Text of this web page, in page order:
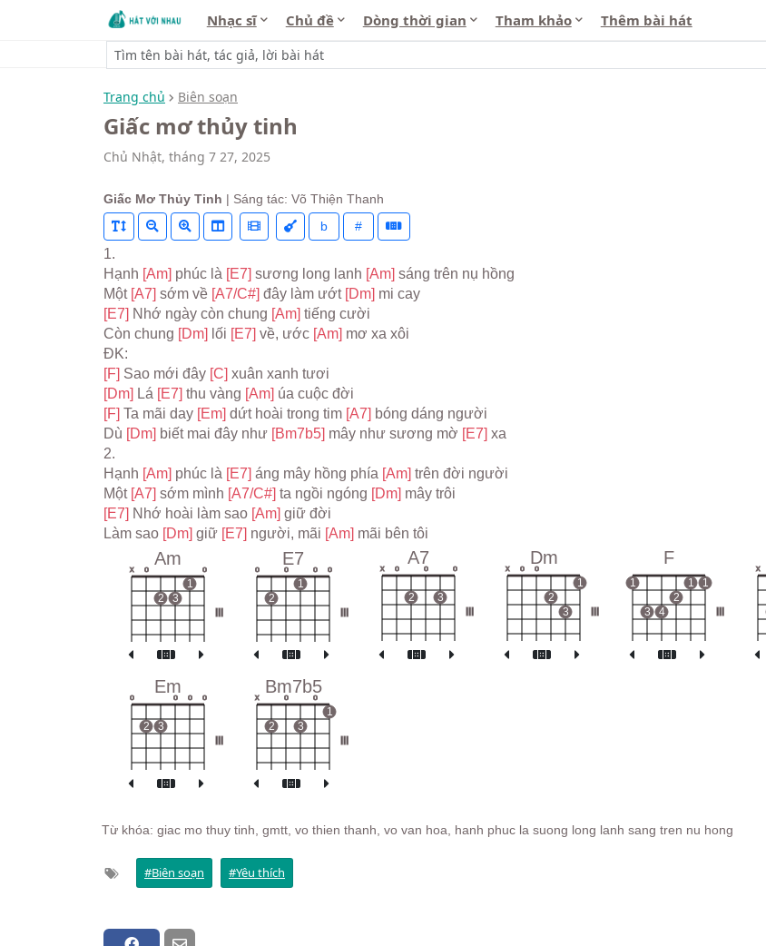
Nhạc sĩ Chủ đề Dòng thời gian Tham khảo Thêm bài hát
Trang chủ Biên soạn
Giấc mơ thủy tinh
Chủ Nhật, tháng 7 27, 2025
Giấc Mơ Thủy Tinh | Sáng tác: Võ Thiện Thanh
b
#
1.
Hạnh [Am] phúc là [E7] sương long lanh [Am] sáng trên nụ hồng
Một [A7] sớm về [A7/C#] đây làm ướt [Dm]
[E7] Nhớ ngày còn chung [Am] tiếng cười
Còn chung [Dm] lối [E7] về, ước [Am] mơ xa xôi
[F] Sao mới đây [C]
[Dm] Lá [E7] thu vàng [Am]
[F] Ta mãi day [Em] dứt hoài trong tim [A7] bóng dáng người
Dù [Dm] biết mai đây như [Bm7b5] mây như sương mờ [E7] xa
2.
Hạnh [Am] phúc là [E7] áng mây hồng phía [Am] trên đời người
Một [A7] sớm mình [A7/C#] ta ngồi ngóng [Dm]
[E7] Nhớ hoài làm sao [Am] giữ đời
Làm sao [Dm] giữ [E7] người, mãi [Am]
Am
x o
2 3
1
o
E7
o
2
o
1
o o
A7
x o
2
o
3
o
Dm
x o o
2
3
1
F
1
3 4
2
1 1
x
Em
o
2 3
o o o
Bm7b5
x
2
o
3
o
1
Từ khóa: giac mo thuy tinh, gmtt, vo thien thanh, vo van hoa, hanh phuc la suong long lanh sang tren nu hong
Biên soạn Yêu thích